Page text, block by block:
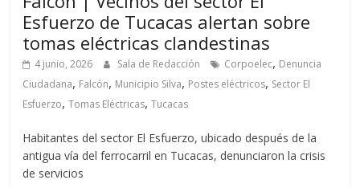
Esfuerzo de Tucacas alertan sobre
tomas eléctricas clandestinas
4 junio, 2026 Sala de Redacción Corpoelec, Denuncia
Ciudadana, Falcón, Municipio Silva, Postes eléctricos, Sector El
Esfuerzo,Tomas Eléctricas,Tucacas
Habitantes del sector El Esfuerzo, ubicado después de la
antigua vía del ferrocarril en Tucacas, denunciaron la crisis
de servicios